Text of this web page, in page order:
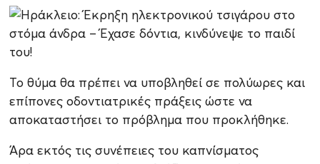
Το θύμα θα πρέπει να υποβληθεί σε πολύωρες και
επίπονες οδοντιατρικές πράξεις ώστε να
αποκαταστήσει το πρόβλημα που προκλήθηκε.
Άρα εκτός τις συνέπειες του καπνίσματος